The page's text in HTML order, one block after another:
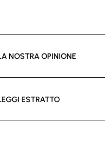
NOSTRA OPINIONE
ESTRATTO